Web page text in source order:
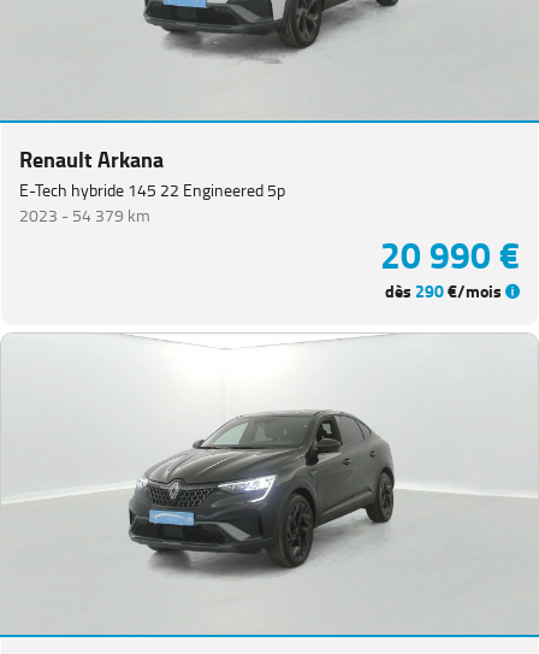
Renault Arkana
E-Tech hybride 145 22 Engineered 5p
2023 -54 379 km
20 990 €
dès 290€/mois